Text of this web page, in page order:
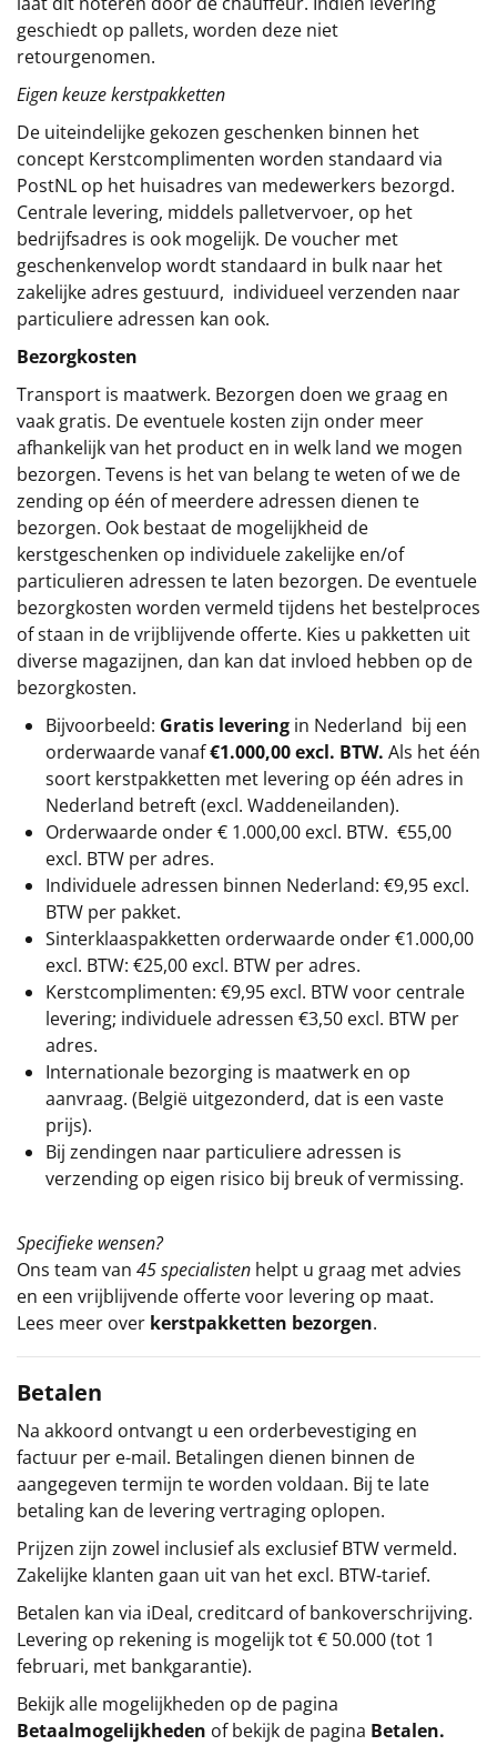
geschiedt op pallets, worden deze niet
retourgenomen.
Eigen keuze kerstpakketten
De uiteindelijke gekozen geschenken binnen het
concept Kerstcomplimenten worden standaard via
PostNL op het huisadres van medewerkers bezorgd.
Centrale levering, middels palletvervoer, op het
bedrijfsadres is ook mogelijk. De voucher met
geschenkenvelop wordt standaard in bulk naar het
zakelijke adres gestuurd, individueel verzenden naar
particuliere adressen kan ook.
Bezorgkosten
Transport is maatwerk. Bezorgen doen we graag en
vaak gratis. De eventuele kosten zijn onder meer
afhankelijk van het product en in welk land we mogen
bezorgen. Tevens is het van belang te weten of we de
zending op één of meerdere adressen dienen te
bezorgen. Ook bestaat de mogelijkheid de
kerstgeschenken op individuele zakelijke en/of
particulieren adressen te laten bezorgen. De eventuele
bezorgkosten worden vermeld tijdens het bestelproces
of staan in de vrijblijvende offerte. Kies u pakketten uit
diverse magazijnen, dan kan dat invloed hebben op de
bezorgkosten.
Bijvoorbeeld: Gratis levering in Nederland bij een
orderwaarde vanaf€1.000,00 excl. BTW. Als het één
soort kerstpakketten met levering op één adres in
Nederland betreft (excl. Waddeneilanden).
Orderwaarde onder € 1.000,00 excl. BTW. €55,00
excl. BTW per adres.
Individuele adressen binnen Nederland: €9,95 excl.
BTW per pakket.
Sinterklaaspakketten orderwaarde onder €1.000,00
excl. BTW: €25,00 excl. BTW per adres.
Kerstcomplimenten: €9,95 excl. BTW voor centrale
levering; individuele adressen €3,50 excl. BTW per
adres.
Internationale bezorging is maatwerk en op
aanvraag. (België uitgezonderd, dat is een vaste
prijs).
Bij zendingen naar particuliere adressen is
verzending op eigen risico bij breuk of vermissing.
Specifieke wensen?
Ons team van 45 specialisten helpt u graag met advies
en een vrijblijvende offerte voor levering op maat.
Lees meer over kerstpakketten bezorgen.
Betalen
Na akkoord ontvangt u een orderbevestiging en
factuur per e-mail. Betalingen dienen binnen de
aangegeven termijn te worden voldaan. Bij te late
betaling kan de levering vertraging oplopen.
Prijzen zijn zowel inclusief als exclusief BTW vermeld.
Zakelijke klanten gaan uit van het excl. BTW-tarief.
Betalen kan via iDeal, creditcard of bankoverschrijving.
Levering op rekening is mogelijk tot € 50.000 (tot 1
februari, met bankgarantie).
Bekijk alle mogelijkheden op de pagina
Betaalmogelijkheden of bekijk de pagina Betalen.